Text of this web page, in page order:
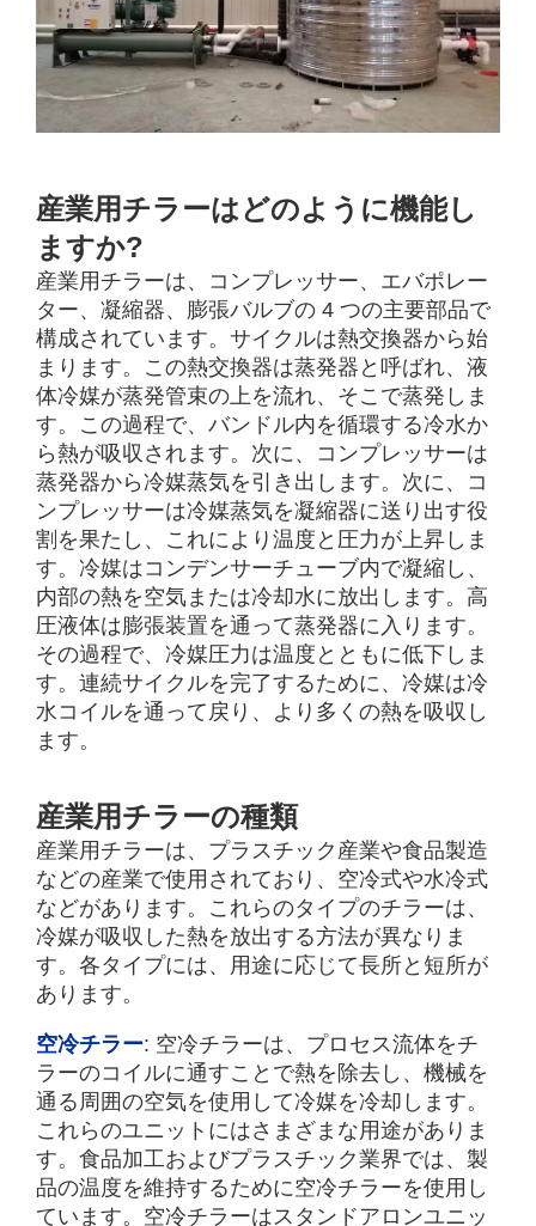
産業用チラーはどのように機能し
ますか?
産業用チラーは、コンプレッサー、エバポレー
ター、凝縮器、膨張バルブの 4 つの主要部品で
構成されています。サイクルは熱交換器から始
まります。この熱交換器は蒸発器と呼ばれ、液
体冷媒が蒸発管束の上を流れ、そこで蒸発しま
す。この過程で、バンドル内を循環する冷水か
ら熱が吸収されます。次に、コンプレッサーは
蒸発器から冷媒蒸気を引き出します。次に、コ
ンプレッサーは冷媒蒸気を凝縮器に送り出す役
割を果たし、これにより温度と圧力が上昇しま
す。冷媒はコンデンサーチューブ内で凝縮し、
内部の熱を空気または冷却水に放出します。高
圧液体は膨張装置を通って蒸発器に入ります。
その過程で、冷媒圧力は温度とともに低下しま
す。連続サイクルを完了するために、冷媒は冷
水コイルを通って戻り、より多くの熱を吸収し
ます。
産業用チラーの種類
産業用チラーは、プラスチック産業や食品製造
などの産業で使用されており、空冷式や水冷式
などがあります。これらのタイプのチラーは、
冷媒が吸収した熱を放出する方法が異なりま
す。各タイプには、用途に応じて長所と短所が
あります。
空冷チラー: 空冷チラーは、プロセス流体をチ
ラーのコイルに通すことで熱を除去し、機械を
通る周囲の空気を使用して冷媒を冷却します。
これらのユニットにはさまざまな用途がありま
す。食品加工およびプラスチック業界では、製
品の温度を維持するために空冷チラーを使用し
ています。空冷チラーはスタンドアロンユニッ